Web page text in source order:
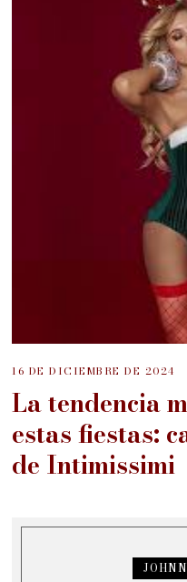
16 DE DICIEMBRE DE 2024
La tendencia
estas fiestas:
de Intimissimi